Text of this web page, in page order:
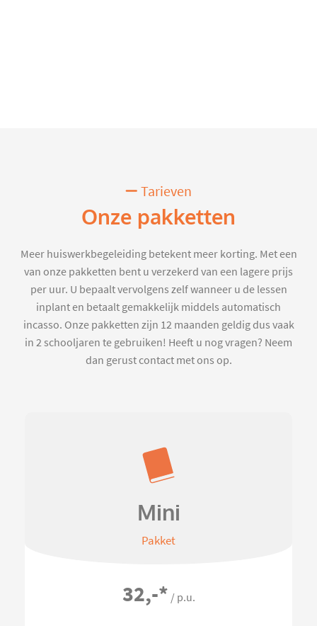
Tarieven
Onze pakketten
Meer huiswerkbegeleiding betekent meer korting. Met een
van onze pakketten bent u verzekerd van een lagere prijs
per uur. U bepaalt vervolgens zelf wanneer u de lessen
inplant en betaalt gemakkelijk middels automatisch
incasso. Onze pakketten zijn 12 maanden geldig dus vaak
in 2 schooljaren te gebruiken! Heeft u nog vragen? Neem
dan gerust contact met ons op.
Mini
Pakket
32,-* / p.u.